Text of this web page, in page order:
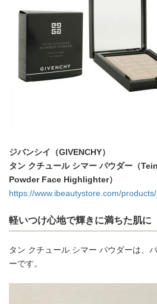
ジバンシイ（GIVENCHY）
タン クチュール シマー パウダー（
Powder Face Highlighter）
https://www.ibeautystore.com/
軽いつけ心地で輝きに満ちた肌に
タン クチュール シマー パウダーは、
ーです。